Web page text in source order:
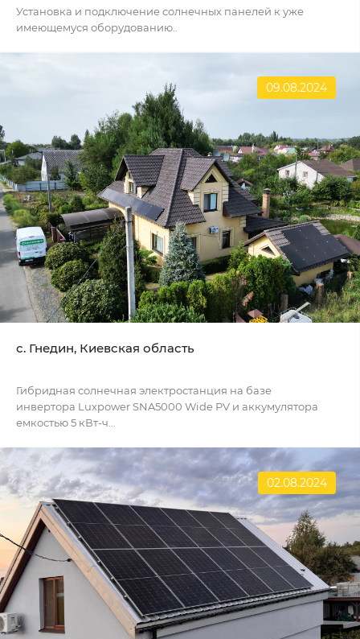
Установка и подключение солнечных панелей к уже
имеющемуся оборудованию..
09.08.2024
с. Гнедин, Киевская область
Гибридная солнечная электростанция на базе
инвертора Luxpower SNA5000 Wide PV и аккумулятора
емкостью 5 кВт-ч...
02.08.2024